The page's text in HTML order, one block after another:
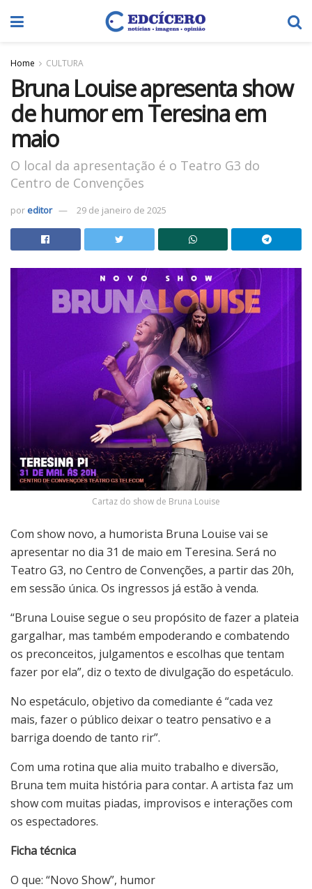
Home CULTURA
Bruna Louise apresenta show
de humor em Teresina em
maio
O local da apresentação é o Teatro G3 do
Centro de Convenções
por editor 29 de janeiro de 2025
Cartaz do show de Bruna Louise
Com show novo, a humorista Bruna Louise vai se
apresentar no dia 31 de maio em Teresina. Será no
Teatro G3, no Centro de Convenções, a partir das 20h,
em sessão única. Os ingressos já estão à venda.
“Bruna Louise segue o seu propósito de fazer a plateia
gargalhar, mas também empoderando e combatendo
os preconceitos, julgamentos e escolhas que tentam
fazer por ela”, diz o texto de divulgação do espetáculo.
No espetáculo, objetivo da comediante é “cada vez
mais, fazer o público deixar o teatro pensativo e a
barriga doendo de tanto rir”.
Com uma rotina que alia muito trabalho e diversão,
Bruna tem muita história para contar. A artista faz um
show com muitas piadas, improvisos e interações com
os espectadores.
Ficha técnica
O que: “Novo Show”, humor